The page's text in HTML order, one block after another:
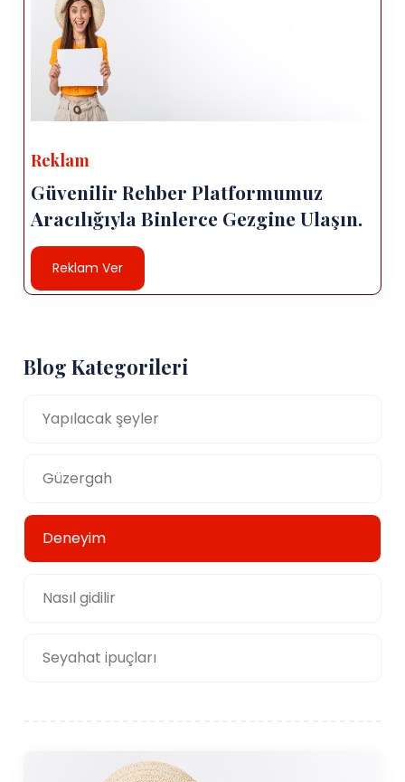
Reklam
Güvenilir Rehber Platformumuz
Aracılığıyla Binlerce Gezgine Ulaşın.
Reklam Ver
Blog Kategorileri
Yapılacak şeyler
Güzergah
Deneyim
Nasıl gidilir
Seyahat ipuçları